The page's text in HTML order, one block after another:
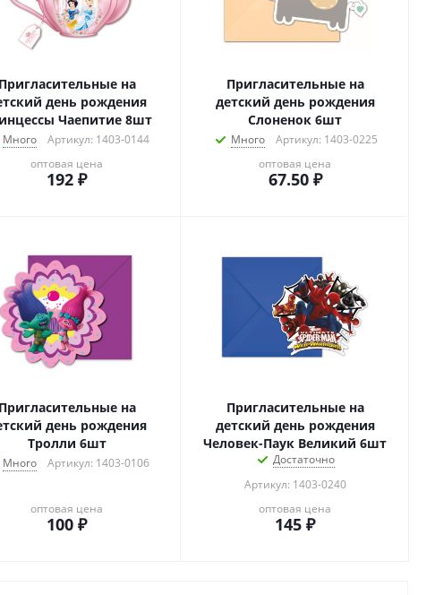
Пригласительные на
день рождения
Чаепитие 8шт
Много
Артикул: 1403-0144
оптовая цена
192 ₽
Пригласительные на
детский день рождения
Слоненок 6шт
Много
Артикул: 1403-0225
оптовая цена
67.50₽
Пригласительные на
день рождения
Тролли 6шт
Много Артикул: 1403-0106
оптовая цена
100 ₽
Пригласительные на
детский день рождения
Человек-Паук Великий 6шт
Достаточно
Артикул: 1403-0240
оптовая цена
145 ₽